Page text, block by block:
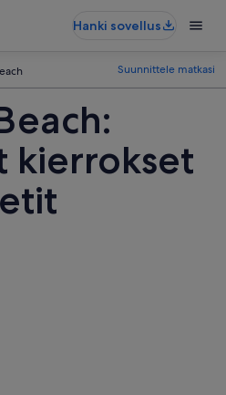
Hanki sovellus
Suunnittele matkasi
kierrokset